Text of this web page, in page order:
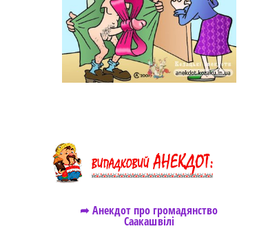
➦ Анекдот про громадянство
Саакашвілі